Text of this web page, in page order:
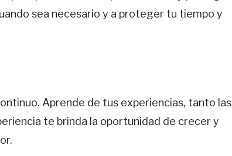
sea necesario y a proteger tu tiempo y
Aprende de tus experiencias, tanto las
te brinda la oportunidad de crecer y